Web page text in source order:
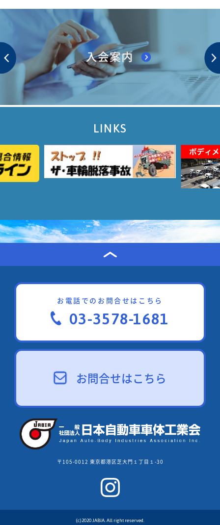
LINKS
お電話でのお問合せはこちら
03-3578-1681
お問合せはこちら
〒105-0012 東京都港区芝大門１丁目１-30
(c)2020 JABIA. All right reserved.